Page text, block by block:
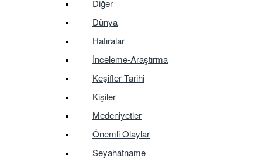
Diğer
Dünya
Hatıralar
İnceleme-Araştırma
Keşifler Tarihi
Kişiler
Medeniyetler
Önemli Olaylar
Seyahatname